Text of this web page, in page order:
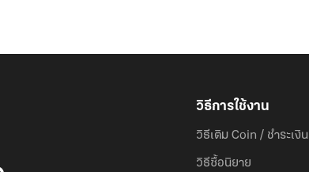
วิธีการใช้งาน
วิธีเติม Coin / ชำระเงิน
วิธีซื้อนิยาย